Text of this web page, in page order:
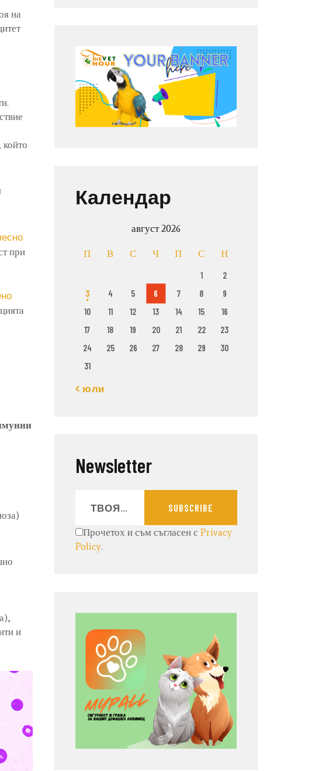
на
при
и
Календар
август 2026
П В С Ч П С Н
1
2
3
4 5 6 7 8
9
10
11 12 13 14 15
16
17
18 19 20 21 22
23
24
25 26 27 28 29
30
31
« юли
Newsletter
SUBSCRIBE
Прочетох и съм съгласен сPrivacy
Policy.